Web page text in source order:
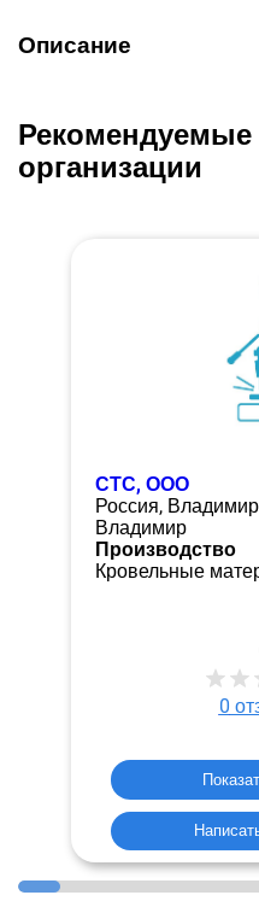
Описание
Рекомендуемые
организации
СТС, ООО
Россия,
Владимир
Производство
Кровельные
0